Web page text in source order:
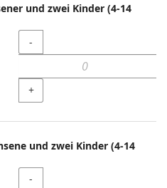
und zwei Kinder (4-14
Menge
-
+
und zwei Kinder (4-14
Menge
-